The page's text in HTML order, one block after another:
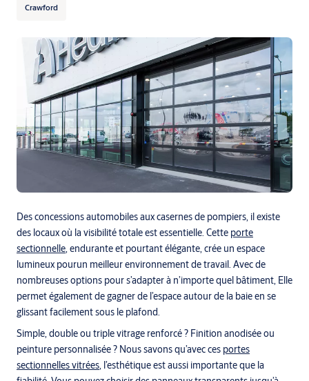
Crawford
Des concessions automobiles aux casernes de pompiers, il existe
des locaux où la visibilité totale est essentielle. Cette porte
sectionnelle, endurante et pourtant élégante, crée un espace
lumineux pourun meilleur environnement de travail. Avec de
nombreuses options pour s’adapter à n’importe quel bâtiment, Elle
permet également de gagner de l’espace autour de la baie en se
glissant facilement sous le plafond.
Simple, double ou triple vitrage renforcé ? Finition anodisée ou
peinture personnalisée ? Nous savons qu’avec ces portes
sectionnelles vitrées, l’esthétique est aussi importante que la